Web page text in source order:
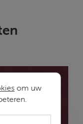
om uw